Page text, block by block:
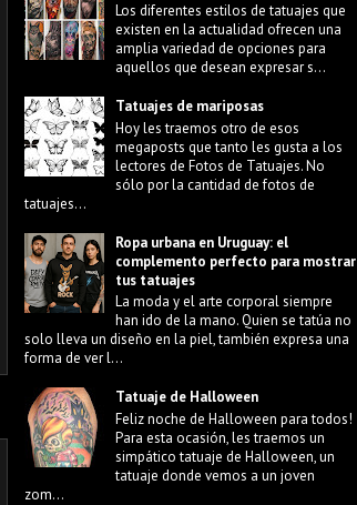
Los diferentes estilos de tatuajes que
existen en la actualidad ofrecen una
amplia variedad de opciones para
aquellos que desean expresar s...
Tatuajes de mariposas
Hoy les traemos otro de esos
megaposts que tanto les gusta a los
lectores de Fotos de Tatuajes. No
sólo por la cantidad de fotos de
tatuajes...
Ropa urbana en Uruguay: el
complemento perfecto para mostrar
tus tatuajes
La moda y el arte corporal siempre
han ido de la mano. Quien se tatúa no
solo lleva un diseño en la piel, también expresa una
forma de ver l...
Tatuaje de Halloween
Feliz noche de Halloween para todos!
Para esta ocasión, les traemos un
simpático tatuaje de Halloween, un
tatuaje donde vemos a un joven
zom...